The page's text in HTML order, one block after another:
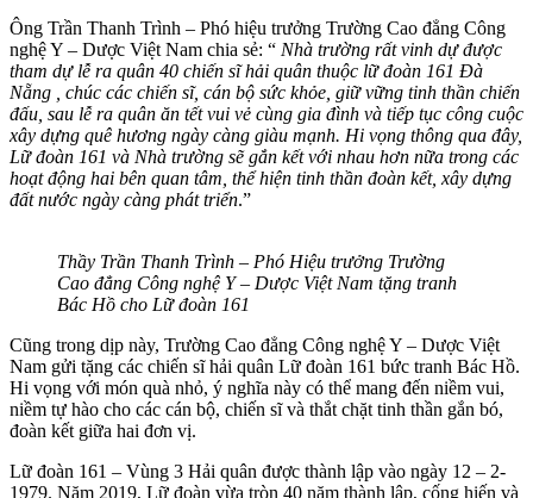
Ông Trần Thanh Trình – Phó hiệu trưởng Trường Cao đẳng Công
nghệ Y – Dược Việt Nam chia sẻ: “ Nhà trường rất vinh dự được
tham dự lễ ra quân 40 chiến sĩ hải quân thuộc lữ đoàn 161 Đà
Nẵng , chúc các chiến sĩ, cán bộ sức khỏe, giữ vững tinh thần chiến
đấu, sau lễ ra quân ăn tết vui vẻ cùng gia đình và tiếp tục công cuộc
xây dựng quê hương ngày càng giàu mạnh. Hi vọng thông qua đây,
Lữ đoàn 161 và Nhà trường sẽ gắn kết với nhau hơn nữa trong các
hoạt động hai bên quan tâm, thể hiện tinh thần đoàn kết, xây dựng
đất nước ngày càng phát triển.”
Thầy Trần Thanh Trình – Phó Hiệu trưởng Trường
Cao đẳng Công nghệ Y – Dược Việt Nam tặng tranh
Bác Hồ cho Lữ đoàn 161
Cũng trong dịp này, Trường Cao đẳng Công nghệ Y – Dược Việt
Nam gửi tặng các chiến sĩ hải quân Lữ đoàn 161 bức tranh Bác Hồ.
Hi vọng với món quà nhỏ, ý nghĩa này có thể mang đến niềm vui,
niềm tự hào cho các cán bộ, chiến sĩ và thắt chặt tinh thần gắn bó,
đoàn kết giữa hai đơn vị.
Lữ đoàn 161 – Vùng 3 Hải quân được thành lập vào ngày 12 – 2-
1979. Năm 2019, Lữ đoàn vừa tròn 40 năm thành lập, cống hiến và